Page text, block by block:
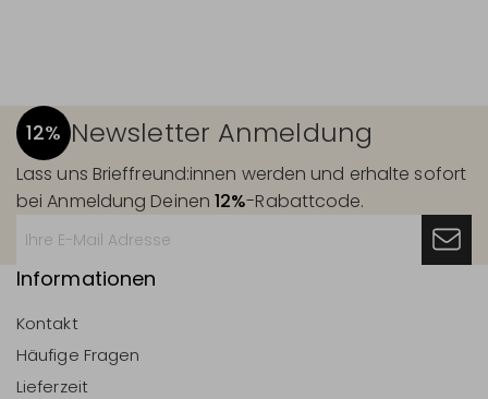
12% Newsletter Anmeldung
Lass uns Brieffreund:innen werden und erhalte sofort
bei Anmeldung Deinen12%-Rabattcode.
Informationen
Kontakt
Häufige Fragen
Lieferzeit